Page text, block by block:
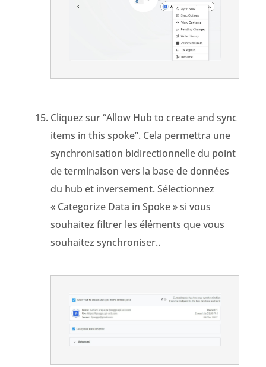
Cliquez sur “Allow Hub to create and sync
items in this spoke”. Cela permettra une
synchronisation bidirectionnelle du point
de terminaison vers la base de données
du hub et inversement. Sélectionnez
« Categorize Data in Spoke » si vous
souhaitez filtrer les éléments que vous
souhaitez synchroniser..